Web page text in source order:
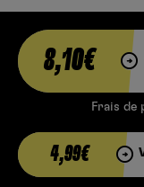
8,10€
Frais de
4,99€